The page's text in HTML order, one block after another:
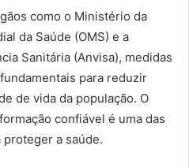
como o Ministério da
da Saúde (OMS) e a
Sanitária (Anvisa), medidas
para reduzir
de vida da população. O
confiável é uma das
a saúde.